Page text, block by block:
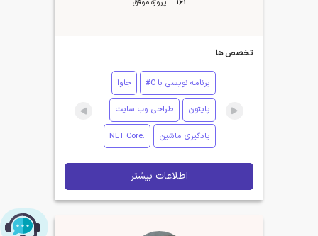
161 پروژه موفق
تخصص ها
برنامه نویسی با C# جاوا
پایتون طراحی وب سایت
یادگیری ماشین .NET Core
اطلاعات بیشتر
چت با پشتیبانی پارس‌کدرز